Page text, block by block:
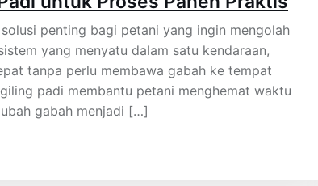
penting bagi petani yang ingin mengolah
yang menyatu dalam satu kendaraan,
tanpa perlu membawa gabah ke tempat
padi membantu petani menghemat waktu
gabah menjadi […]